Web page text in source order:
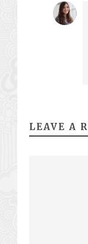
LEAVE A